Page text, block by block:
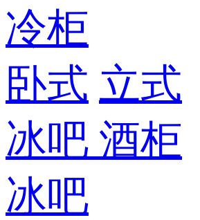
冷柜
卧式 立式
冰吧 酒柜
冰吧